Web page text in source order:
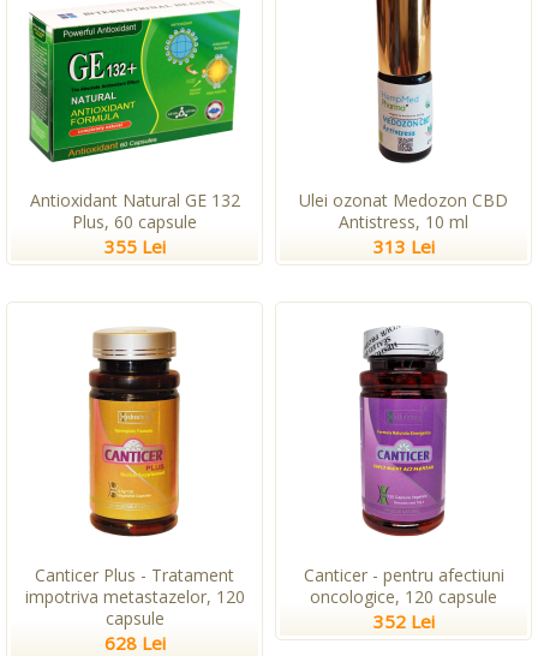
Antioxidant Natural GE 132
Plus, 60 capsule
355 Lei
Ulei ozonat Medozon CBD
Antistress, 10 ml
313 Lei
Canticer Plus - Tratament
impotriva metastazelor, 120
capsule
628 Lei
Canticer - pentru afectiuni
oncologice, 120 capsule
352 Lei